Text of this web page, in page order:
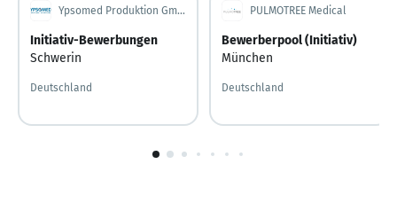
Ypsomed Produktion GmbH
Initiativ-Bewerbungen
Schwerin
Deutschland
PULMOTREE Medical
Bewerberpool (Initiativ)
München
Deutschland
1